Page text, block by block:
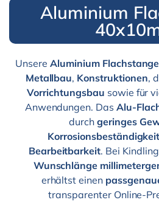
Aluminium
UnsereAluminium
Metallbau, Konstruktionen,
Vorrichtungsbau sowie für
Anwendungen. DasAlu-
durchgeringes
Korrosionsbeständigkeit
Bearbeitbarkeit. Bei
Wunschlänge
erhältst einen
transparenter Online-